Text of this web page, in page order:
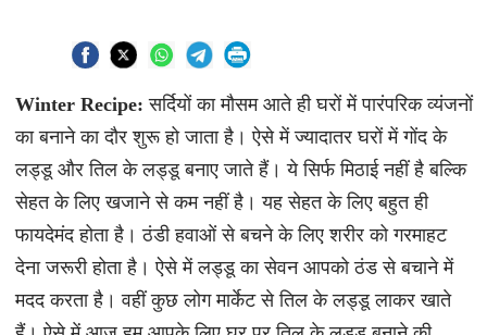
Winter Recipe: सर्दियों का मौसम आते ही घरों में पारंपरिक व्यंजनों
का बनाने का दौर शुरू हो जाता है। ऐसे में ज्यादातर घरों में गोंद के
लड्डू और तिल के लड्डू बनाए जाते हैं। ये सिर्फ मिठाई नहीं है बल्कि
सेहत के लिए खजाने से कम नहीं है। यह सेहत के लिए बहुत ही
फायदेमंद होता है। ठंडी हवाओं से बचने के लिए शरीर को गरमाहट
देना जरूरी होता है। ऐसे में लड्डू का सेवन आपको ठंड से बचाने में
मदद करता है। वहीं कुछ लोग मार्केट से तिल के लड्डू लाकर खाते